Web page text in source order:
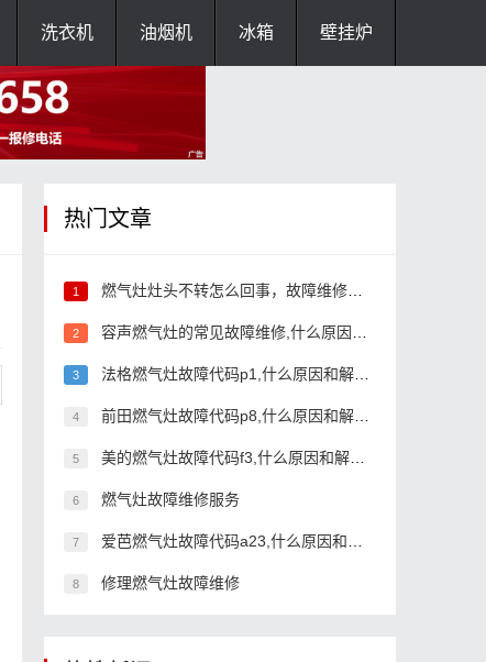
洗衣机 油烟机 冰箱 壁挂炉
热门文章
1 燃气灶灶头不转怎么回事，故障维修和解决办法
2 容声燃气灶的常见故障维修,什么原因和解决办法
3 法格燃气灶故障代码p1,什么原因和解决办法
4 前田燃气灶故障代码p8,什么原因和解决办法
5 美的燃气灶故障代码f3,什么原因和解决办法
6 燃气灶故障维修服务
7 爱芭燃气灶故障代码a23,什么原因和解决办法
8 修理燃气灶故障维修